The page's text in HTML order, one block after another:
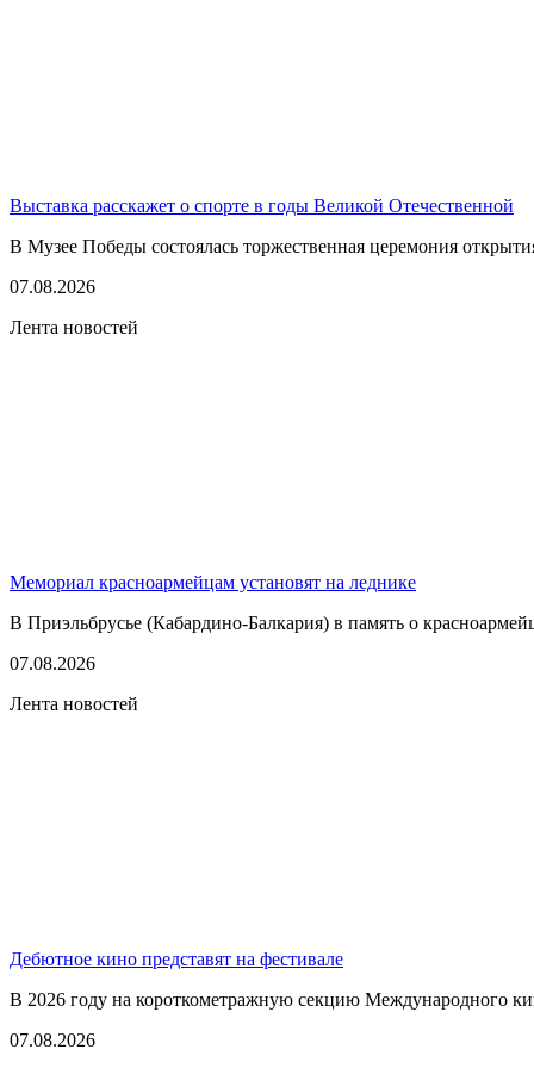
Выставка расскажет о спорте в годы Великой Отечественной
В Музее Победы состоялась торжественная церемония
07.08.2026
Лента новостей
Мемориал красноармейцам установят на леднике
В Приэльбрусье (Кабардино-Балкария) в память о
07.08.2026
Лента новостей
Дебютное кино представят на фестивале
В 2026 году на короткометражную секцию Международного
07.08.2026